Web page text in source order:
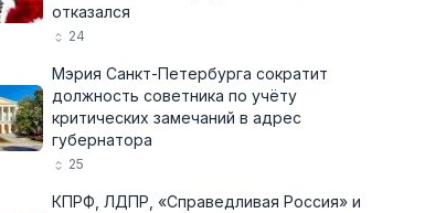
отказался
24
Мэрия Санкт-Петербурга сократит
должность советника по учёту
критических замечаний в адрес
губернатора
25
КПРФ, ЛДПР, «Справедливая Россия» и